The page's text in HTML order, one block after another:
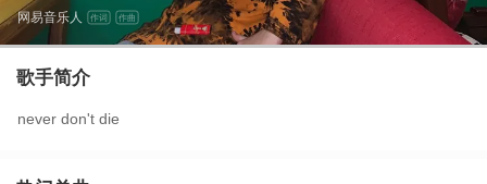
网易音乐人 作词 作曲
歌手简介
never don't die